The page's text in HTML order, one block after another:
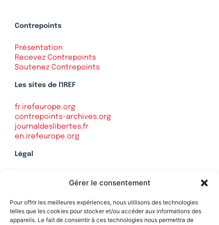
Gérer le consentement
Pour offrir les meilleures expériences, nous utilisons des technologies
telles que les cookies pour stocker et/ou accéder aux informations des
appareils. Le fait de consentir à ces technologies nous permettra de
Contrepoints
Présentation
Recevez Contrepoints
Soutenez Contrepoints
Les sites de l'IREF
fr.irefeurope.org
contrepoints-archives.org
journaldeslibertes.fr
en.irefeurope.org
Légal
Politique de confidentialité